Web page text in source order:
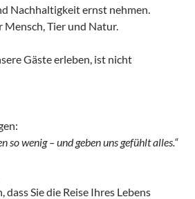
Nachhaltigkeit ernst nehmen.
Mensch, Tier und Natur.
Gäste erleben, ist nicht
so wenig – und geben uns gefühlt alles.“
Sie die Reise Ihres Lebens